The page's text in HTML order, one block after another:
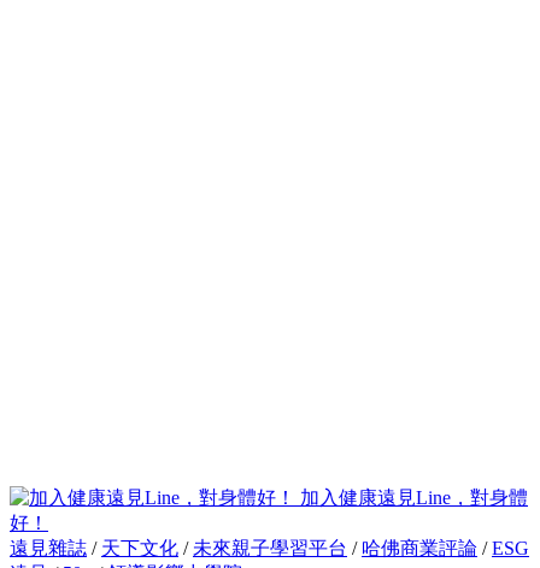
加入健康遠見Line，對身體
好！
遠見雜誌 / 天下文化 / 未來親子學習平台 / 哈佛商業評論 /ESG